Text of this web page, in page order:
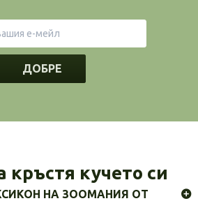
ДОБРЕ
кръстя кучето си
НА ЗООМАНИЯ ОТ